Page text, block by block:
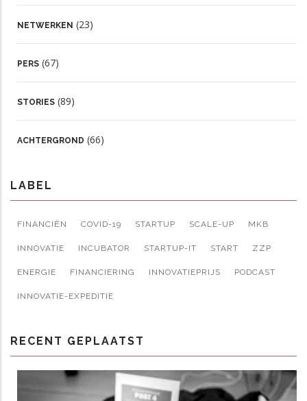
NETWERKEN (23)
PERS (67)
STORIES (89)
ACHTERGROND (66)
LABEL
FINANCIËN COVID-19 STARTUP SCALE-UP MKB
INNOVATIE INCUBATOR STARTUP-IT START ZZP
ENERGIE FINANCIERING INNOVATIEPRIJS PODCAST
INNOVATIE-EXPEDITIE
RECENT GEPLAATST